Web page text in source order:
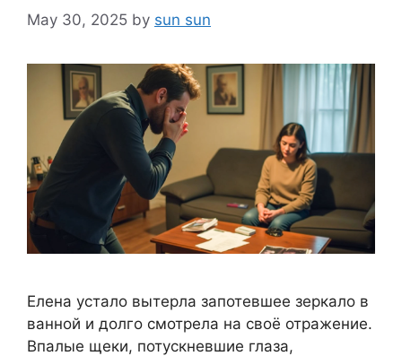
May 30, 2025 by sun sun
Елена устало вытерла запотевшее зеркало в
ванной и долго смотрела на своё отражение.
Впалые щеки, потускневшие глаза,